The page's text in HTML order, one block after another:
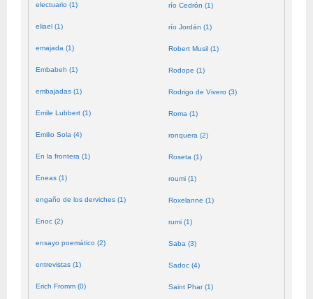
electuario (1)
eliael (1)
emajada (1)
Embabeh (1)
embajadas (1)
Emile Lubbert (1)
Emilio Sola (4)
En la frontera (1)
Eneas (1)
engaño de los derviches (1)
Enoc (2)
ensayo poemático (2)
entrevistas (1)
Erich Fromm (0)
río Cedrón (1)
río Jordán (1)
Robert Musil (1)
Rodope (1)
Rodrigo de Vivero (3)
Roma (1)
ronquera (2)
Roseta (1)
roumi (1)
Roxelanne (1)
rumi (1)
Saba (3)
Sadoc (4)
Saint Phar (1)